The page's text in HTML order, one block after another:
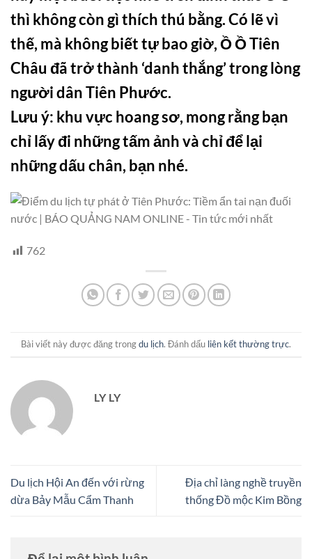
thì không còn gì thích thú bằng. Có lẽ vì
thế, mà không biết tự bao giờ, Ồ Ồ Tiên
Châu đã trở thành ‘danh thắng’ trong lòng
người dân Tiên Phước.
Lưu ý: khu vực hoang sơ, mong rằng bạn
chỉ lấy đi những tấm ảnh và chỉ để lại
những dấu chân, bạn nhé.
762
Bài viết này được đăng trongdu lịch. Đánh dấu liên kết thường trực.
LY LY
Du lịch Hội An đến với rừng
dừa Bảy Mẫu Cẩm Thanh
Địa chỉ làng nghề truyền
thống Đồ mộc Kim Bồng